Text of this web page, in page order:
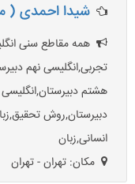
شیدا احمدی (
همه مقاطع سنی
تجربی,انگلیسی نهم
هشتم
دبیرستان,روش
انسانی,زبان
مکان: تهران - تهران